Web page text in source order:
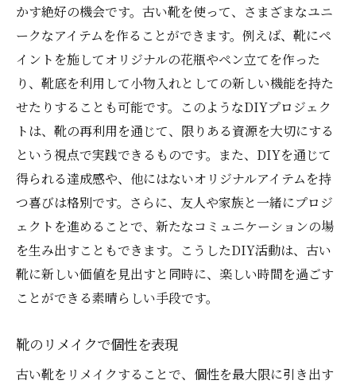
かす絶好の機会です。古い靴を使って、さまざまなユニ
ークなアイテムを作ることができます。例えば、靴にペ
イントを施してオリジナルの花瓶やペン立てを作った
り、靴底を利用して小物入れとしての新しい機能を持た
せたりすることも可能です。このようなDIYプロジェク
トは、靴の再利用を通じて、限りある資源を大切にする
という視点で実践できるものです。また、DIYを通じて
得られる達成感や、他にはないオリジナルアイテムを持
つ喜びは格別です。さらに、友人や家族と一緒にプロジ
ェクトを進めることで、新たなコミュニケーションの場
を生み出すこともできます。こうしたDIY活動は、古い
靴に新しい価値を見出すと同時に、楽しい時間を過ごす
ことができる素晴らしい手段です。
靴のリメイクで個性を表現
古い靴をリメイクすることで、個性を最大限に引き出す